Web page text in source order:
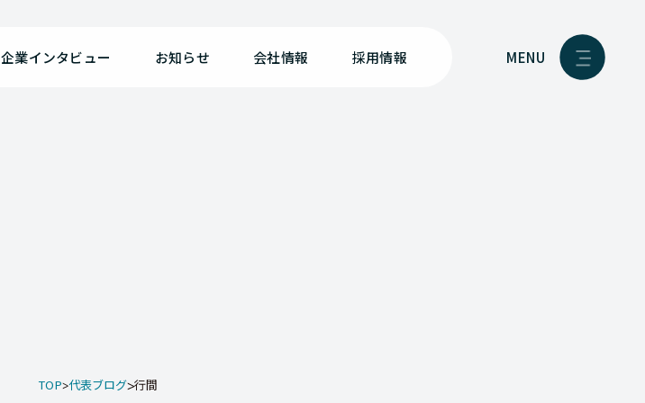
企業インタビュー お知らせ 会社情報 採用情報 MENU
TOP 代表ブログ 行間